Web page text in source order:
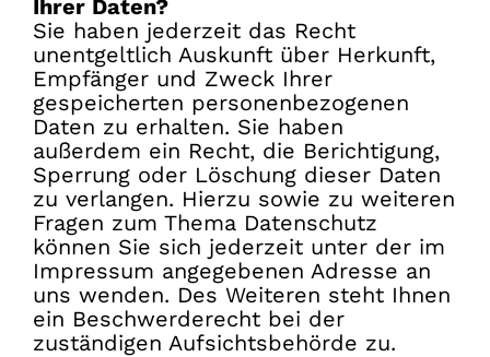
Ihrer Daten?
Sie haben jederzeit das Recht
unentgeltlich Auskunft über Herkunft,
Empfänger und Zweck Ihrer
gespeicherten personenbezogenen
Daten zu erhalten. Sie haben
außerdem ein Recht, die Berichtigung,
Sperrung oder Löschung dieser Daten
zu verlangen. Hierzu sowie zu weiteren
Fragen zum Thema Datenschutz
können Sie sich jederzeit unter der im
Impressum angegebenen Adresse an
uns wenden. Des Weiteren steht Ihnen
ein Beschwerderecht bei der
zuständigen Aufsichtsbehörde zu.